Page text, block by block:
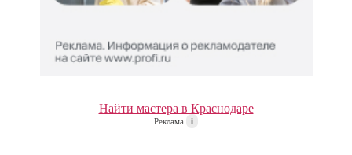
Найти мастера в Краснодаре
Реклама i